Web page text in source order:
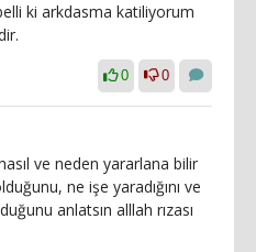
ki arkdasma katiliyorum
0 0
ve neden yararlana bilir
ne işe yaradığını ve
anlatsın alllah rızası